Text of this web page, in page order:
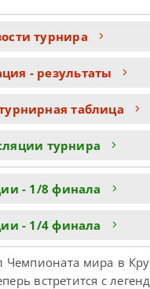
турнира
- результаты
таблица
турнира
- 1/8 финала
- 1/4 финала
Чемпионата мира в
встретится с